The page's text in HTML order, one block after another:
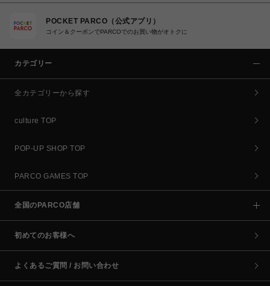
POCKET PARCO（公式アプリ）
コイン＆クーポンでPARCOでのお買い物がオトクに
カテゴリー
全カテゴリーから探す
culture TOP
POP-UP SHOP TOP
PARCO GAMES TOP
全国のPARCO店舗
初めてのお客様へ
よくあるご質問 / お問い合わせ